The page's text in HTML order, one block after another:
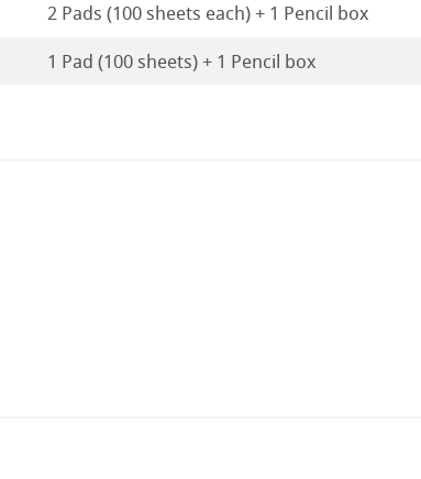
2 Pads (100 sheets each) + 1 Pencil box
1 Pad (100 sheets) + 1 Pencil box